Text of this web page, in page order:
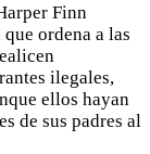
Finn
ordena a las
ilegales,
ellos hayan
de sus padres al